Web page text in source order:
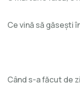
Ce vină să găsești
Când s-a făcut de